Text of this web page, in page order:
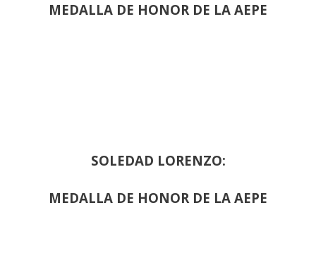
MEDALLA DE HONOR DE LA AEPE
SOLEDAD LORENZO:
MEDALLA DE HONOR DE LA AEPE